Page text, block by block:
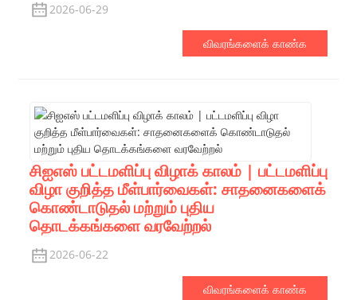
2026-06-29
விவரங்களைக் காண்க
சிஐஎஸ் பட்டமளிப்பு விழாக் காலம் | பட்டமளிப்பு
விழா குறித்த மீள்பார்வைகள்: சாதனைகளைக்
கொண்டாடுதல் மற்றும் புதிய
தொடக்கங்களை வரவேற்றல்
2026-06-22
விவரங்களைக் காண்க